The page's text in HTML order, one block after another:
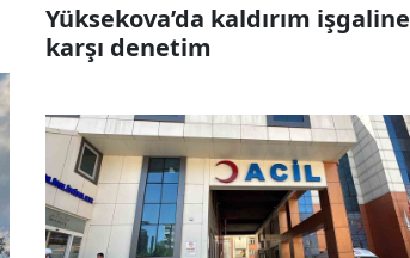
Yüksekova’da kaldırım işgaline
karşı denetim